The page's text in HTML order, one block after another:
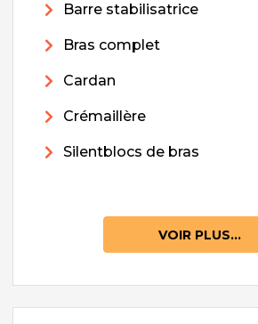
Barre stabilisatrice
Bras complet
Cardan
Crémaillère
Silentblocs de bras
VOIR PLUS...